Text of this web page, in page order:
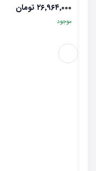
۲۶٬۹۶۴٬۰۰۰ تومان
موجود